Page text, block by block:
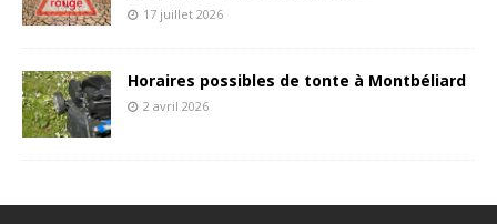
17 juillet 2026
Horaires possibles de tonte à Montbéliard
2 avril 2026